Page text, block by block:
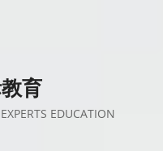
育
EDUCATION